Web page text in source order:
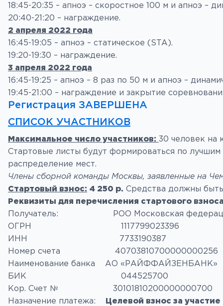
18:45-20:35 – апноэ – скоростное 100 м и апноэ –
20:40-21:20 – награждение.
2 апреля 2022 года
16:45-19:05 – апноэ – статическое (STA).
19:20-19:30 – награждение.
3 апреля 2022 года
16:45-19:25 – апноэ – 8 раз по 50 м и апноэ –
19:45-21:00 – награждение и закрытие
Регистрация ЗАВЕРШЕНА
СПИСОК УЧАСТНИКОВ
Максимальное число участников: 30 человек на
Стартовые листы будут формироваться по
распределение мест.
Члены сборной команды Москвы, заявленные на
Стартовый взнос: 4 250 р. Средства должны
Реквизиты для перечисления стартового
Получатель: РОО Московская федерация
ОГРН 1117799023396
ИНН 7733190387
Номер счета 40703810700000000256
Наименование банка АО «РАЙФФАЙЗЕНБАНК»
БИК 044525700
Кор. Счет № 30101810200000000700
Назначение платежа: Целевой взнос за участие